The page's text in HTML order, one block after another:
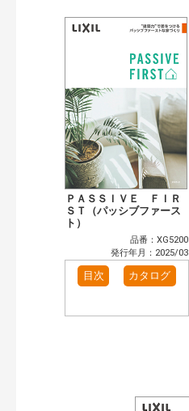
ＰＡＳＳＩＶＥ ＦＩＲ
ＳＴ（パッシブファース
ト）
品番：XG5200
発行年月：2025/03
目次 カタログ